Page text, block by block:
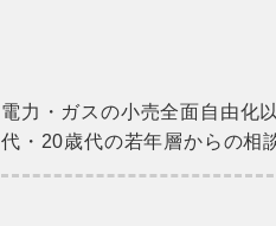
電力・ガスの小売全面自由化
代・20歳代の若年層からの相